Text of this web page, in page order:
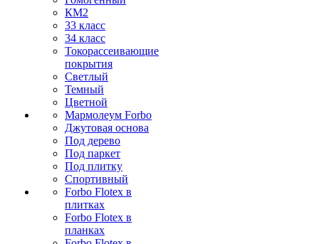
КМ2
33 класс
34 класс
Токорассеивающие
покрытия
Светлый
Темный
Цветной
Мармолеум Forbo
Джутовая основа
Под дерево
Под паркет
Под плитку
Спортивный
Forbo Flotex в
плитках
Forbo Flotex в
планках